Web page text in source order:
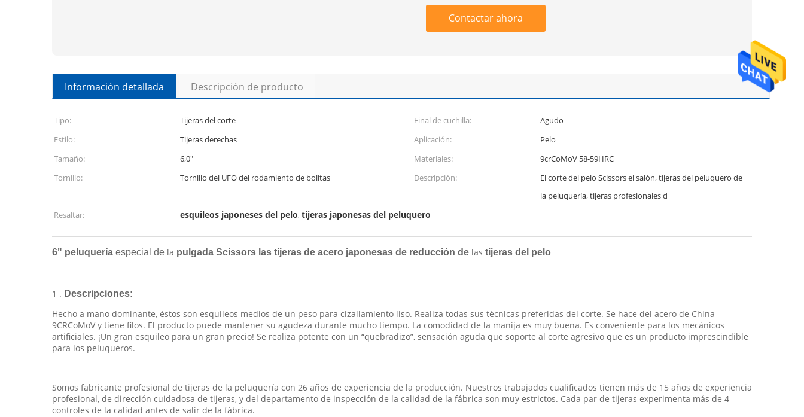
Contactar ahora
Información detallada Descripción de producto
Tipo: Tijeras del corte Final de cuchilla:
Agudo
Estilo:
Tijeras derechas Aplicación:
Pelo
Tamaño:
6,0" Materiales:
9crCoMoV 58-59HRC
Tornillo:
Tornillo del UFO del rodamiento de bolitas Descripción:
El corte del pelo Scissors el salón, tijeras del peluquero de
la peluquería, tijeras profesionales d
Resaltar:
esquileos japoneses del pelo,tijeras japonesas del peluquero
6" peluquería especial de la pulgada Scissors las tijeras de acero japonesas de reducción de las tijeras del pelo
1 . Descripciones:
Hecho a mano dominante, éstos son esquileos medios de un peso para cizallamiento liso. Realiza todas sus técnicas preferidas del corte. Se hace del acero de China
9CRCoMoV y tiene filos. El producto puede mantener su agudeza durante mucho tiempo. La comodidad de la manija es muy buena. Es conveniente para los mecánicos
artificiales. ¡Un gran esquileo para un gran precio! Se realiza potente con un “quebradizo”, sensación aguda que soporte al corte agresivo que es un producto imprescindible
para los peluqueros.
Somos fabricante profesional de tijeras de la peluquería con 26 años de experiencia de la producción. Nuestros trabajados cualificados tienen más de 15 años de experiencia
profesional, de dirección cuidadosa de tijeras, y del departamento de inspección de la calidad de la fábrica son muy estrictos. Cada par de tijeras experimenta más de 4
controles de la calidad antes de salir de la fábrica.